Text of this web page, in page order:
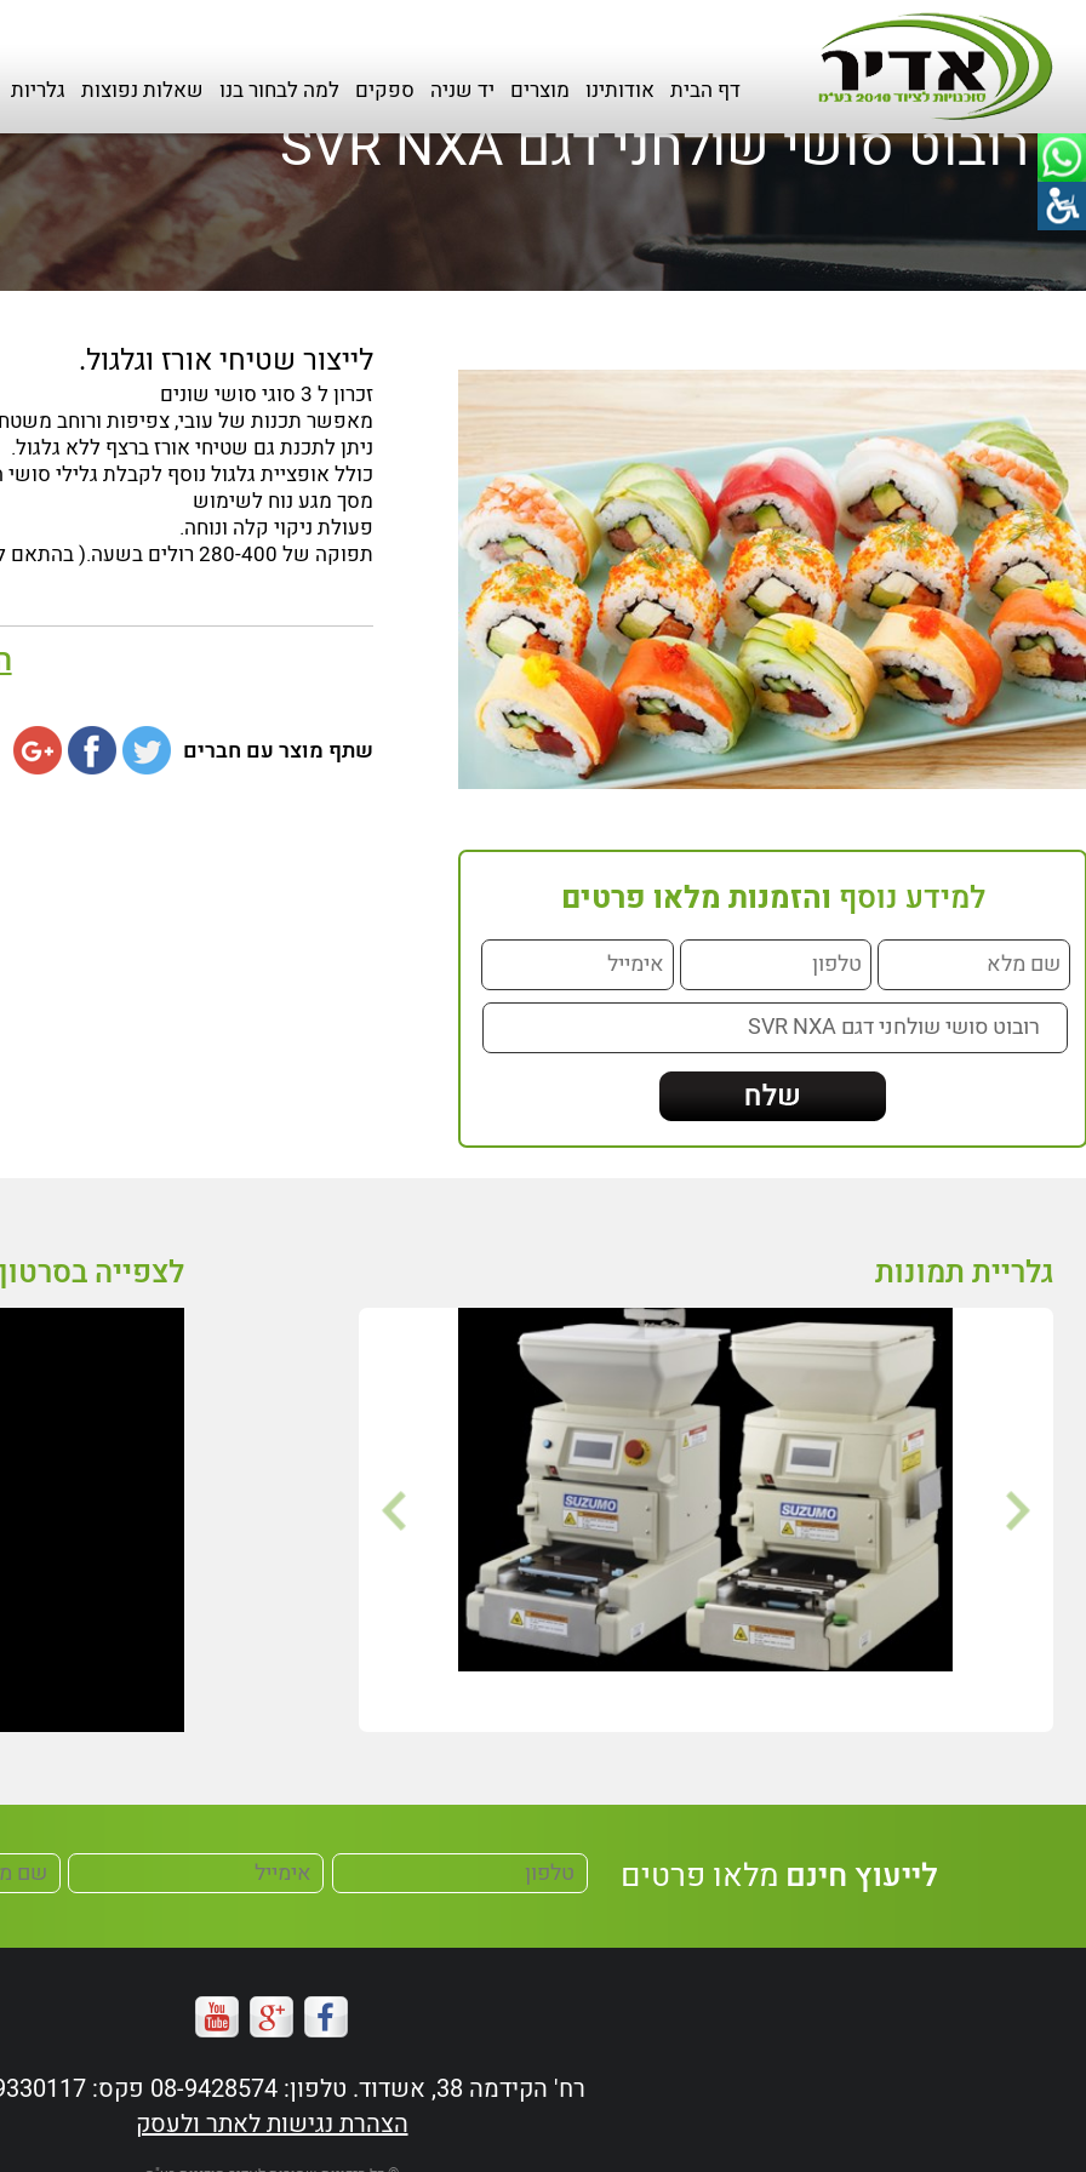
דף הבית אודותינו מוצרים יד שניה ספקים למה לבחור בנו שאלות נפוצות גלריות
דף הבית>מוצרים>מכונות לסושי
רובוט סושי שולחני דגם SVR NXA
לייצור שטיחי אורז וגלגול.
זכרון ל 3 סוגי סושי שונים
מאפשר תכנות של עובי, צפיפות ורוחב
ניתן לתכנת גם שטיחי אורז ברצף ללא גלגול.
כולל אופציית גלגול נוסף לקבלת גלילי סושי
מסך מגע נוח לשימוש
פעולת ניקוי קלה ונוחה.
תפוקה של 280-400 רולים בשעה.( בהתאם לגודל)
שתף מוצר עם חברים
למידע נוסף והזמנות מלאו פרטים
לצפייה גלריית תמונות
לייעוץ חינם מלאו פרטים
רח' הקידמה 38, אשדוד. טלפון: 08-9428574 פקס: 08-9330117
הצהרת נגישות לאתר ולעסק